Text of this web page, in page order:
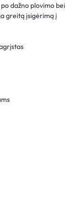
dažno plovimo bei
greitą įsigėrimą į